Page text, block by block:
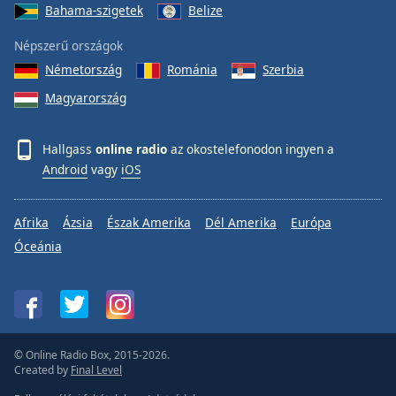
Bahama-szigetek
Belize
Népszerű országok
Németország
Románia
Szerbia
Magyarország
Hallgass online radio az okostelefonodon ingyen a
Android vagy iOS
Afrika Ázsia Észak Amerika Dél Amerika
Európa
Óceánia
© Online Radio Box, 2015-2026.
Created by Final Level